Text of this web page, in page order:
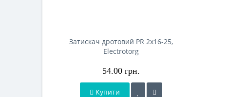
Затискач дротовий PR 2x16-25,
Electrotorg
54.00 грн.
Купити